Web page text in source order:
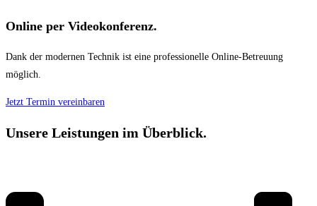
Online per Videokonferenz.
Dank der modernen Technik ist eine professionelle Online-Betreuung
möglich.
Jetzt Termin vereinbaren
Unsere Leistungen im Überblick.